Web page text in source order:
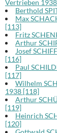
Vertrieben 1938
Berthold
Max
[113]
Fritz
Arthur
Josef
[116]
Paul
[117]
Wilhelm
1938 [118]
Arthur
[119]
Heinrich
[120]